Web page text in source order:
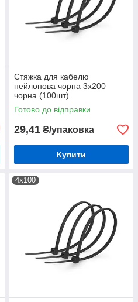
Стяжка для кабелю
нейлонова чорна 3х200
чорна (100шт)
Готово до відправки
29,41 ₴/упаковка
Купити
4х100